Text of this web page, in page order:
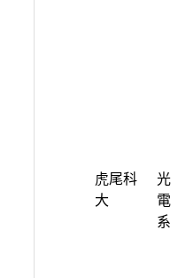
虎尾科
大
光
電
系